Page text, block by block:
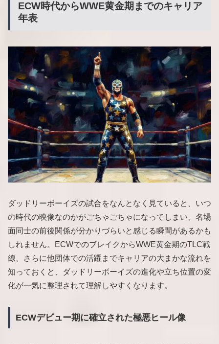
ECW時代からWWE黄金期までのキャリア
年表
ダッドリーボーイズの試合をなんとなく見ていると、いつ
の時代の映像なのかがごちゃごちゃになってしまい、名場
面同士の前後関係が分かりづらいと感じる瞬間があるかも
しれません。ECWでのブレイクからWWE黄金期のTLC戦
線、さらに他団体での活躍までキャリアの大まかな流れを
知っておくと、ダッドリーボーイズの進化や立ち位置の変
化が一気に整理されて理解しやすくなります。
ECWデビュー期に確立された極悪ヒール像